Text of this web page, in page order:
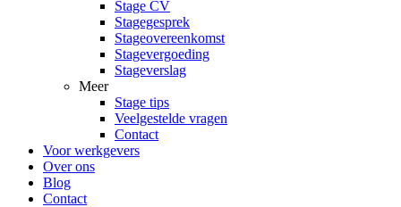
Stage CV
Stagegesprek
Stageovereenkomst
Stagevergoeding
Stageverslag
Meer
Stage tips
Veelgestelde vragen
Contact
Voor werkgevers
Over ons
Blog
Contact